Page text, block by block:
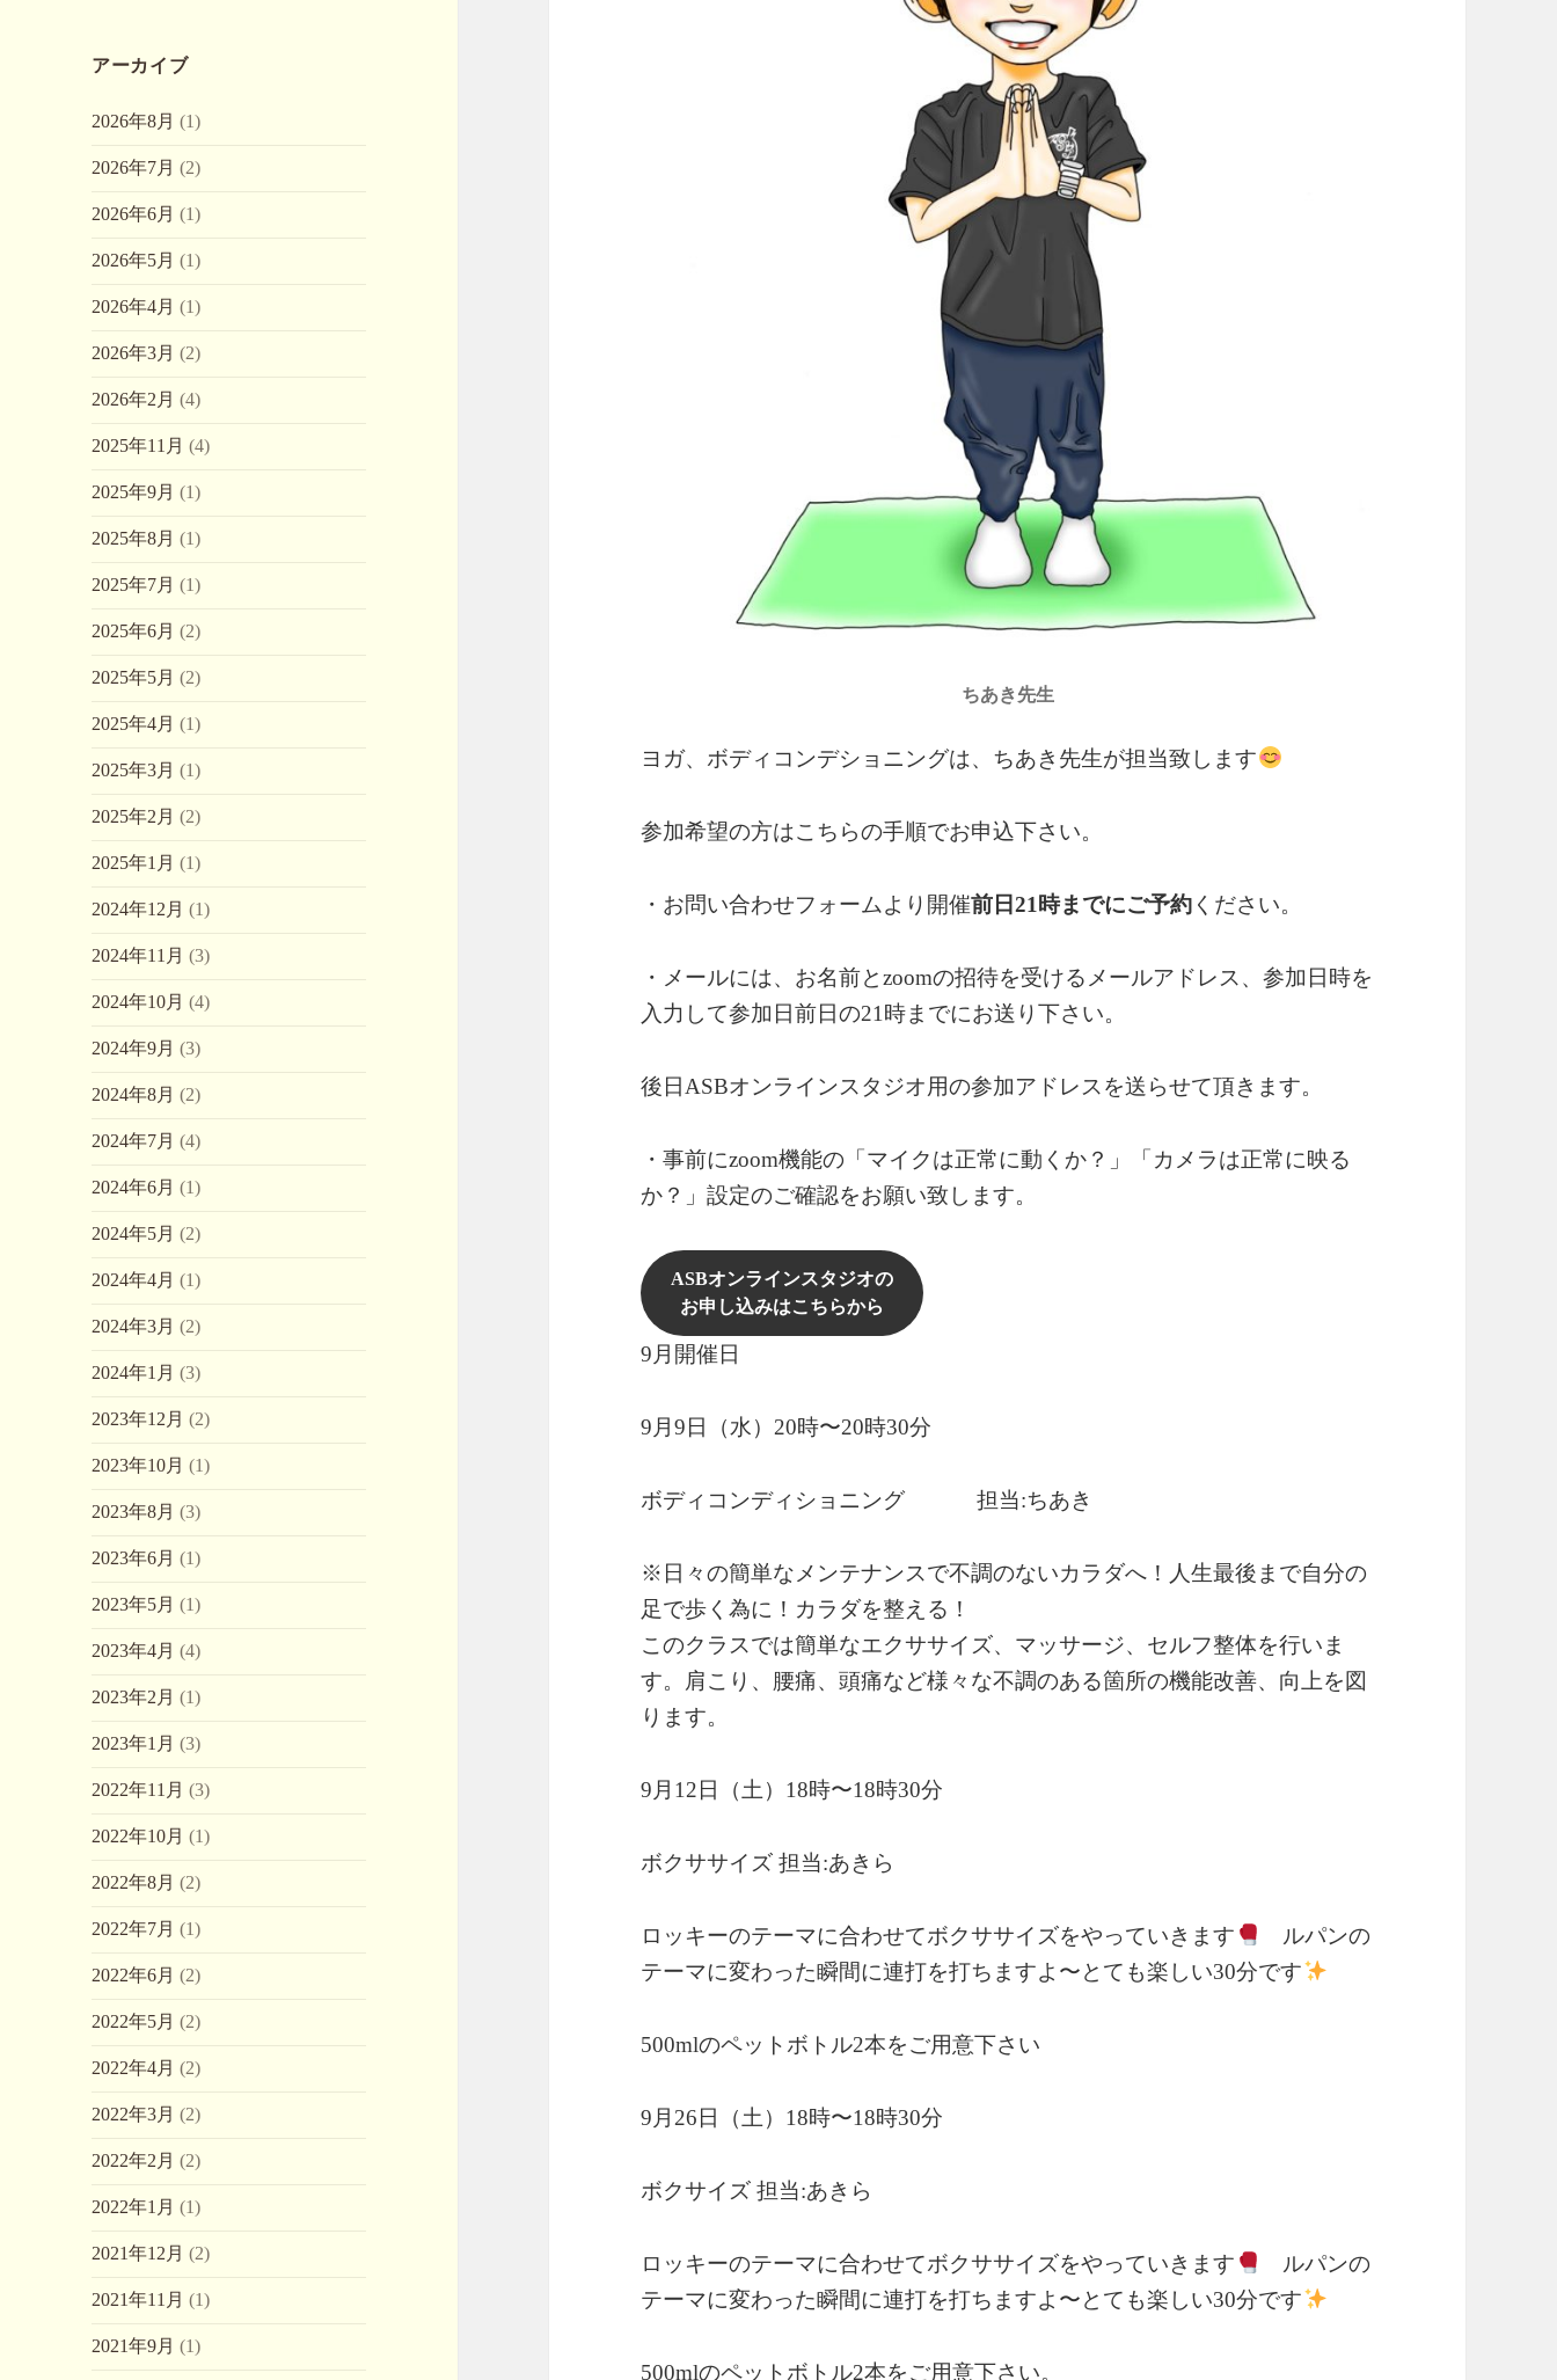
アーカイブ
2026年8月 (1)
2026年7月 (2)
2026年6月 (1)
2026年5月 (1)
2026年4月 (1)
2026年3月 (2)
2026年2月 (4)
2025年11月 (4)
2025年9月 (1)
2025年8月 (1)
2025年7月 (1)
2025年6月 (2)
2025年5月 (2)
2025年4月 (1)
2025年3月 (1)
2025年2月 (2)
2025年1月 (1)
2024年12月 (1)
2024年11月 (3)
2024年10月 (4)
2024年9月 (3)
2024年8月 (2)
2024年7月 (4)
2024年6月 (1)
2024年5月 (2)
2024年4月 (1)
2024年3月 (2)
2024年1月 (3)
2023年12月 (2)
2023年10月 (1)
2023年8月 (3)
2023年6月 (1)
2023年5月 (1)
2023年4月 (4)
2023年2月 (1)
2023年1月 (3)
2022年11月 (3)
2022年10月 (1)
2022年8月 (2)
2022年7月 (1)
2022年6月 (2)
2022年5月 (2)
2022年4月 (2)
2022年3月 (2)
2022年2月 (2)
2022年1月 (1)
2021年12月 (2)
2021年11月 (1)
2021年9月 (1)
ちあき先生
ヨガ、ボディコンデショニングは、ちあき先生が担当致します
参加希望の方はこちらの手順でお申込下さい。
・お問い合わせフォームより開催前日21時までにご予約 ください。
・メールには、お名前とzoomの招待を受けるメールアドレス、参加日時を
入力して参加日前日の21時までにお送り下さい。
後日ASBオンラインスタジオ用の参加アドレスを送らせて頂きます。
・事前にzoom機能の「マイクは正常に動くか？」「カメラは正常に映る
か？」設定のご確認をお願い致します。
ASBオンラインスタジオの
お申し込みはこちらから
9月開催日
9月9日（水）20時〜20時30分
ボディコンディショニング 担当:ちあき
※日々の簡単なメンテナンスで不調のないカラダへ！人生最後まで自分の
足で歩く為に！カラダを整える！
このクラスでは簡単なエクササイズ、マッサージ、セルフ整体を行いま
す。肩こり、腰痛、頭痛など様々な不調のある箇所の機能改善、向上を図
ります。
9月12日（土）18時〜18時30分
ボクササイズ 担当:あきら
ロッキーのテーマに合わせてボクササイズをやっていきます
ルパンの
テーマに変わった瞬間に連打を打ちますよ〜とても楽しい30分です
500mlのペットボトル2本をご用意下さい
9月26日（土）18時〜18時30分
ボクサイズ 担当:あきら
ロッキーのテーマに合わせてボクササイズをやっていきます
ルパンの
テーマに変わった瞬間に連打を打ちますよ〜とても楽しい30分です
500mlのペットボトル2本をご用意下さい。